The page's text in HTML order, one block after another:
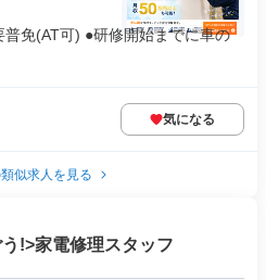
免(AT可) ●研修開始までに車の
気になる
似求人を見る
!>家電修理スタッフ